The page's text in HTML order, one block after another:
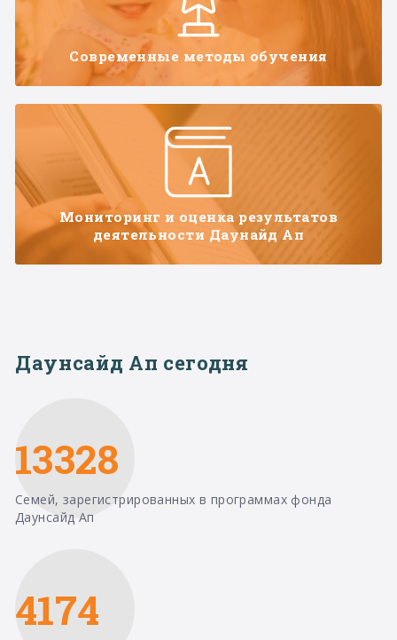
Современные методы обучения
Мониторинг и оценка результатов
деятельности Даунайд Ап
Даунсайд Ап сегодня
13328
Семей, зарегистрированных в программах фонда
Даунсайд Ап
4174